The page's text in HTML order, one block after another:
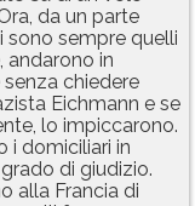
da un parte
sono sempre quelli
andarono in
chiedere
Eichmann e se
lo impiccarono.
i domiciliari in
di giudizio.
alla Francia di